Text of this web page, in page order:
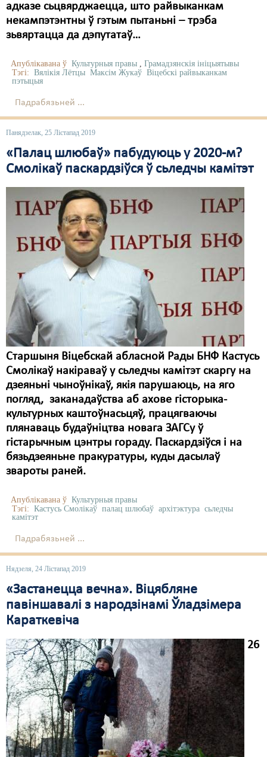
адказе сьцвярджаецца, што райвыканкам
некампэтэнтны ў гэтым пытаньні – трэба
зьвяртацца да дэпутатаў…
Апублікавана ў Культурныя правы , Грамадзянскія ініцыятывы
Тэгі: Вялікія Лётцы Максім Жукаў Віцебскі райвыканкам
пэтыцыя
Падрабязьней ...
Панядзелак, 25 Лістапад 2019
«Палац шлюбаў» пабудуюць у 2020-м?
Смолікаў паскардзіўся ў сьледчы камітэт
Старшыня Віцебскай абласной Рады БНФ Кастусь
Смолікаў накіраваў у сьледчы камітэт скаргу на
дзеяньні чыноўнікаў, якія парушаюць, на яго
погляд, заканадаўства аб ахове гісторыка-
культурных каштоўнасьцяў, працягваючы
плянаваць будаўніцтва новага ЗАГСу ў
гістарычным цэнтры гораду. Паскардзіўся і на
бязьдзеяньне пракуратуры, куды дасылаў
звароты раней.
Апублікавана ў Культурныя правы
Тэгі: Кастусь Смолікаў палац шлюбаў архітэктура сьледчы
камітэт
Падрабязьней ...
Нядзеля, 24 Лістапад 2019
«Застанецца вечна». Віцябляне
павіншавалі з народзінамі Ўладзімера
Караткевіча
26